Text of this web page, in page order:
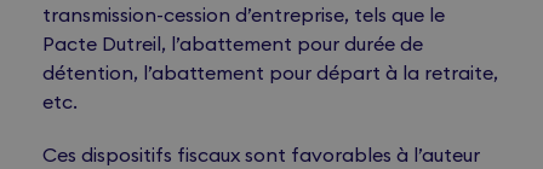
transmission-cession d’entreprise, tels que le
Pacte Dutreil, l’abattement pour durée de
détention, l’abattement pour départ à la retraite,
etc.
Ces dispositifs fiscaux sont favorables à l’auteur